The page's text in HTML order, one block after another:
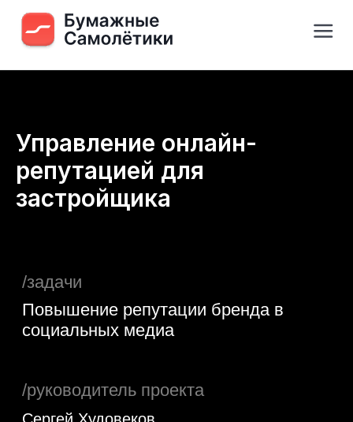
Управление онлайн-
репутацией для
застройщика
/задачи
/руководитель проекта
Старший партнер, руководитель
практики HR
Александра Смолокурова
Ольга Макаренко